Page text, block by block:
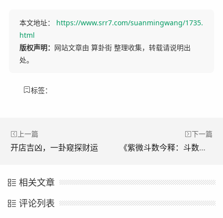
本文地址： https://www.srr7.com/suanmingwang/1735.
html
版权声明： 网站文章由 算卦街 整理收集，转载请说明出
处。
标签：
上一篇
开店吉凶，一卦窥探财运
下一篇
《紫微斗数今释：斗数奥秘新探》
相关文章
评论列表